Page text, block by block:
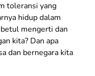
toleransi yang
hidup dalam
mengerti dan
kita? Dan apa
dan bernegara kita